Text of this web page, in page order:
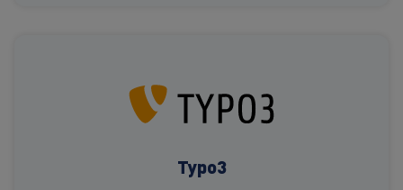
Typo3